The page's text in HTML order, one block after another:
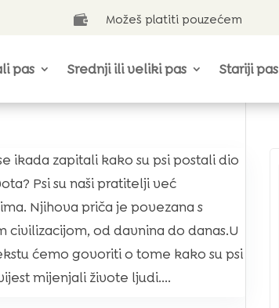
 Možeš platiti pouzećem
pas Srednji ili veliki pas Stariji pas
ikada zapitali kako su psi postali dio
Psi su naši pratitelji već
Njihova priča je povezana s
civilizacijom, od davnina do danas.U
ćemo govoriti o tome kako su psi
mijenjali živote ljudi....